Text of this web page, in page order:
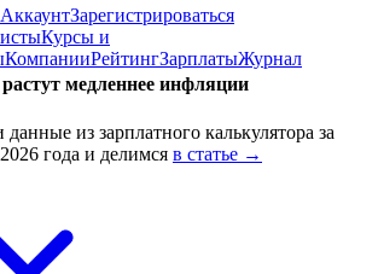
Зарегистрироваться
Курсы и
КомпанииРейтингЗарплатыЖурнал
медленнее инфляции
из зарплатного калькулятора за
года и делимся в статье →